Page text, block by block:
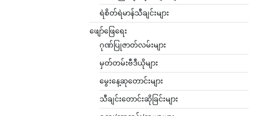
ရဲစိတ်ရဲမာန်သီချင်းများ
ဖျော်ဖြေရေး
ဂုဏ်ပြုဇာတ်လမ်းများ
မှတ်တမ်းဗီဒီယိုများ
မွေးနေ့ဆုတောင်းများ
သီချင်းတောင်းဆိုခြင်းများ